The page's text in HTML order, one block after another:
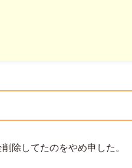
除してたのをやめ申した。